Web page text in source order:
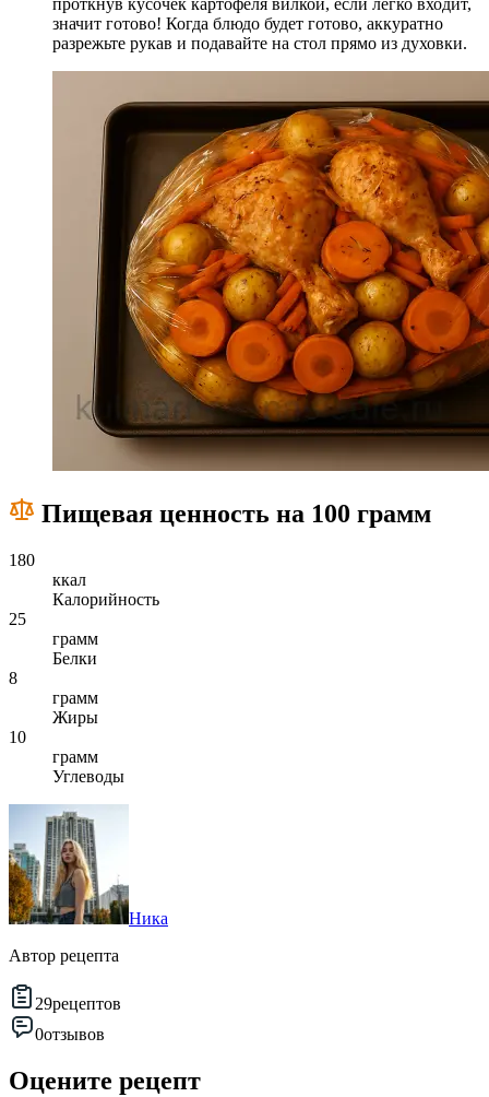
значит готово! Когда блюдо будет готово, аккуратно
разрежьте рукав и подавайте на стол прямо из духовки.
Пищевая ценность на 100 грамм
180
ккал
Калорийность
25
грамм
Белки
8
грамм
Жиры
10
грамм
Углеводы
Ника
Автор рецепта
29рецептов
0отзывов
Оцените рецепт